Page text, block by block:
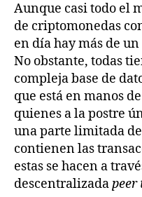
Aunque casi todo el
de criptomonedas
en día hay más de
No obstante, todas
compleja base de
que está en manos
quienes a la postre
una parte limitada
contienen las
estas se hacen a
descentralizadapeer